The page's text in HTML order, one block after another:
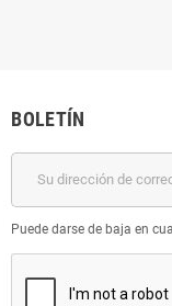
BOLETÍN
Puede darse de baja en